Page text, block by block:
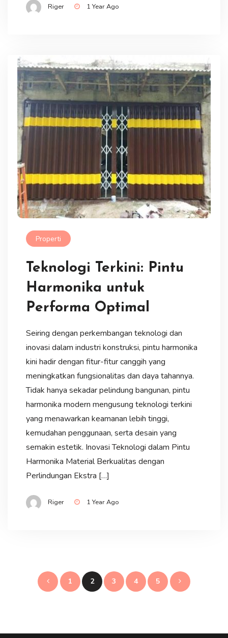
Riger 1 Year Ago
Properti
Teknologi Terkini: Pintu
Harmonika untuk
Performa Optimal
Seiring dengan perkembangan teknologi dan
inovasi dalam industri konstruksi, pintu harmonika
kini hadir dengan fitur-fitur canggih yang
meningkatkan fungsionalitas dan daya tahannya.
Tidak hanya sekadar pelindung bangunan, pintu
harmonika modern mengusung teknologi terkini
yang menawarkan keamanan lebih tinggi,
kemudahan penggunaan, serta desain yang
semakin estetik. Inovasi Teknologi dalam Pintu
Harmonika Material Berkualitas dengan
Perlindungan Ekstra […]
Riger 1 Year Ago
Posts
1 2 3 4 5